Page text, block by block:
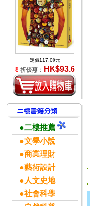
定價117.00元
8 折優惠： HK$93.6
●二樓推薦
●文學小說
●商業理財
●藝術設計
●人文史地
●社會科學